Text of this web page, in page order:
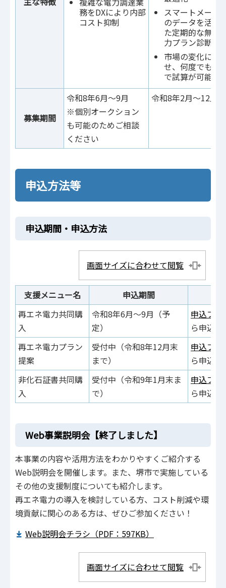
務をDX​により内部
コスト抑制
スマートメータ
のデータを活用
た定期的な無料
力プラン診断
市場の変化に合
せ、何度でも無
で試算が可能
募集期間
令和8年6月～9月
※個別オークション
も可能のためご相談
ください
令和8年2月～12月
申込方法等
申込期間・申込方法
画面サイズに合わせて閲覧
支援メニュー名
申込期間
再エネ電力共同購
入
令和8年6月～9月（予
定）
申込フ
ら申込
再エネ電力プラン
提案
受付中（令和8年12月末
まで）
申込フォ
ら申込
非化石証書共同購
入
受付中（令和9年1月末ま
で）
申込フ
ら申込
Web事業説明会【終了しました】
本事業の内容や活用方法をわかりやすくご紹介する
Web説明会を開催します。また、堺市で実施している
その他の支援制度についても紹介します。
再エネ電力の導入を検討している方、コスト削減や環
境貢献に関心のある方は、ぜひご参加ください！
Web説明会チラシ（PDF：597KB）
画面サイズに合わせて閲覧